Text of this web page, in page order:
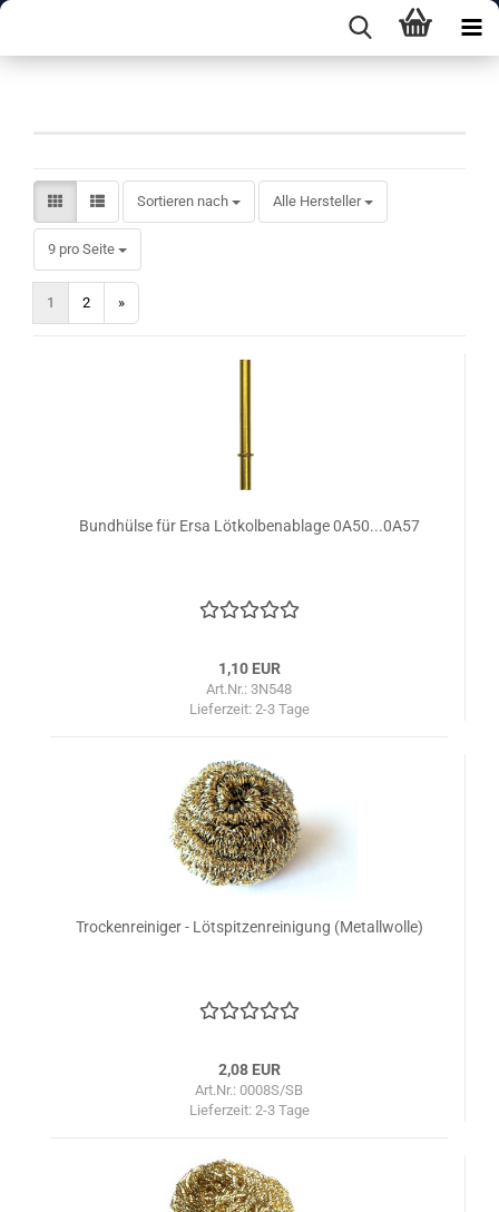
Sortieren nach
Sortieren nach Alle Hersteller
9 pro Seite
pro Seite
1 2 »
Bundhülse für Ersa Lötkolbenablage 0A50...0A57
1,10 EUR
Art.Nr.: 3N548
Lieferzeit: 2-3 Tage
Trockenreiniger - Lötspitzenreinigung (Metallwolle)
2,08 EUR
Art.Nr.: 0008S/SB
Lieferzeit: 2-3 Tage